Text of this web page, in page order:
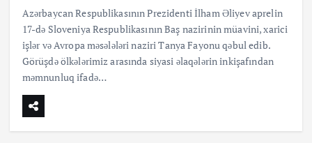
Azərbaycan Respublikasının Prezidenti İlham Əliyev aprelin
17-də Sloveniya Respublikasının Baş nazirinin müavini, xarici
işlər və Avropa məsələləri naziri Tanya Fayonu qəbul edib.
Görüşdə ölkələrimiz arasında siyasi əlaqələrin inkişafından
məmnunluq ifadə…